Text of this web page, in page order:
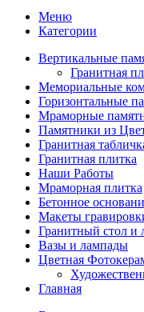
Меню
Категории
Вертикальные
Гранитная
Мемориальные
Горизонтальные
Мраморные
Памятники из
Гранитная
Гранитная плитка
Наши Работы
Мраморная плитка
Бетонное
Макеты
Гранитный стол и
Вазы и лампады
Цветная
Главная